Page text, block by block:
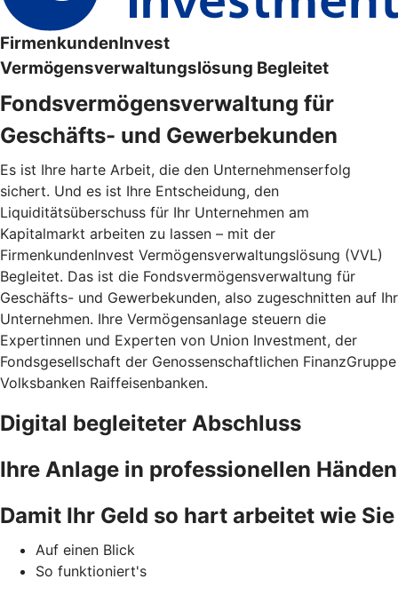
FirmenkundenInvest
Vermögensverwaltungslösung Begleitet
Fondsvermögensverwaltung für
Geschäfts- und Gewerbekunden
Es ist Ihre harte Arbeit, die den Unternehmenserfolg
sichert. Und es ist Ihre Entscheidung, den
Liquiditätsüberschuss für Ihr Unternehmen am
Kapitalmarkt arbeiten zu lassen – mit der
FirmenkundenInvest Vermögensverwaltungslösung (VVL)
Begleitet. Das ist die Fondsvermögensverwaltung für
Geschäfts- und Gewerbekunden, also zugeschnitten auf Ihr
Unternehmen. Ihre Vermögensanlage steuern die
Expertinnen und Experten von Union Investment, der
Fondsgesellschaft der Genossenschaftlichen FinanzGruppe
Volksbanken Raiffeisenbanken.
Digital begleiteter Abschluss
Ihre Anlage in professionellen Händen
Damit Ihr Geld so hart arbeitet wie Sie
Auf einen Blick
So funktioniert's